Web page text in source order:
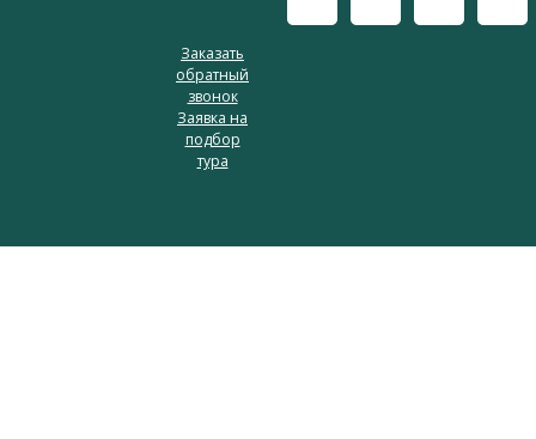
Заказать
обратный
звонок
Заявка на
подбор
тура